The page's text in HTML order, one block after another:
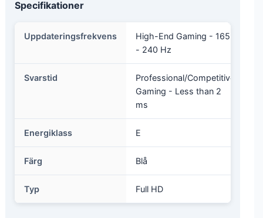
Specifikationer
Uppdateringsfrekvens
High-End Gaming - 165
- 240 Hz
Svarstid
Professional/Competitive
Gaming - Less than 2
ms
Energiklass E
Färg Blå
Typ Full HD